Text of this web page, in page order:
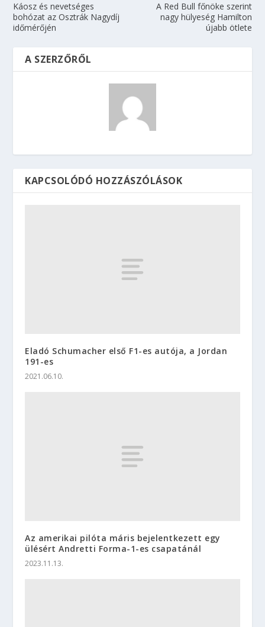
Káosz és nevetséges
bohózat az Osztrák Nagydíj
időmérőjén
A Red Bull főnöke szerint
nagy hülyeség Hamilton
újabb ötlete
A SZERZŐRŐL
KAPCSOLÓDÓ HOZZÁSZÓLÁSOK
Eladó Schumacher első F1-es autója, a Jordan
191-es
2021.06.10.
Az amerikai pilóta máris bejelentkezett egy
ülésért Andretti Forma-1-es csapatánál
2023.11.13.